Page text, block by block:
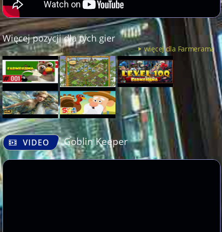
Więcej pozycji dla tych gier
więcej dla Farmerama
VIDEO Goblin Keeper